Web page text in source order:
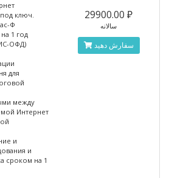
ключ.
Ф
1 год
ОФД)
для
между
Интернет
и
и
сроком на 1
29900.00 ₽
سالانه
سفارش دهید